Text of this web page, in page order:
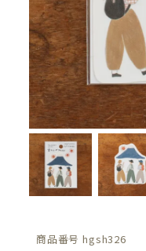
商品番号 hgsh326